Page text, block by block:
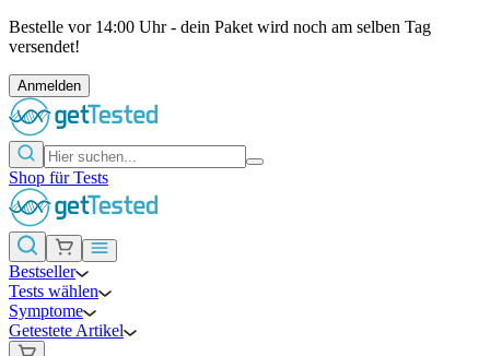
Bestelle vor 14:00 Uhr - dein Paket wird noch am selben Tag
versendet!
Anmelden
Shop für Tests
Bestseller
Tests wählen
Symptome
Getestete Artikel